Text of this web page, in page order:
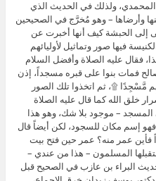
المحمدي، ولذلك في الحديث الذي
وأرضاها – وهو مُخرَّج في الصحيحين
إلى الحبشة كيف أنها أخبرت عن
فيها صور وتماثيل لأوليائهم
فقال عليه الصلاة وأفضل السلام
فمات بنوا على قبره مسجداً، إذن
مَّسْجِدًا ۩، ثم اتخذوا تلك الصور
خلق الله كما قال عليه الصلاة
المسجد – موجود بلا شك، وهو هذا
فهو إسم مكان للسجود، لكن أيضاً قال
فأين عمر منه؟ عمر حين فتح بيت
المسلمون – هذا من عندي –
البراء بن عازب في الصحيح قبل